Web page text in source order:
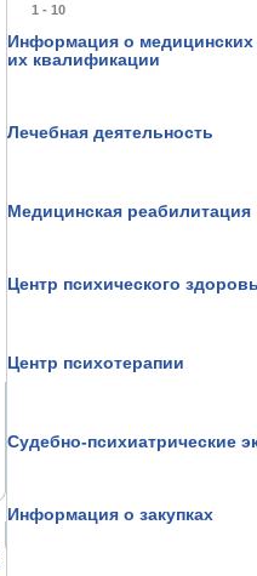
1 - 10
Информация о медицинских
их квалификации
Лечебная деятельность
Медицинская реабилитация
Центр психического
Центр психотерапии
Судебно-психиатрические
Информация о закупках